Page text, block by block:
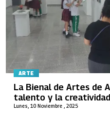
ARTE
Lunes, 10 Noviembre , 2025
La Bienal de Artes de
talento y la